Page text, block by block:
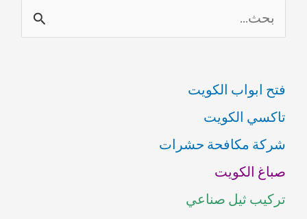
ل
ح
ث
ع
ن
:
فتح ابواب الكويت
تاكسي الكويت
شركة مكافحة حشرات
صباغ الكويت
تركيب ثيل صناعي